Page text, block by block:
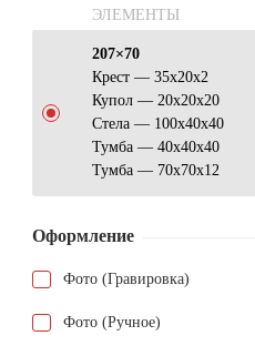
ЭЛЕМЕНТЫ
207×70
Крест — 35x20x2
Купол — 20x20x20
Стела — 100x40x40
Тумба — 40x40x40
Тумба — 70x70x12
Оформление
Фото (Гравировка)
Фото (Ручное)